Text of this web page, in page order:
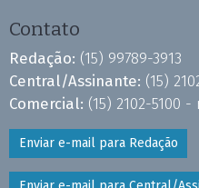
Contato
Redação: (15) 99789-3913
Central/Assinante: (15)
Comercial: (15) 2102-5100
Enviar e-mail para Redação